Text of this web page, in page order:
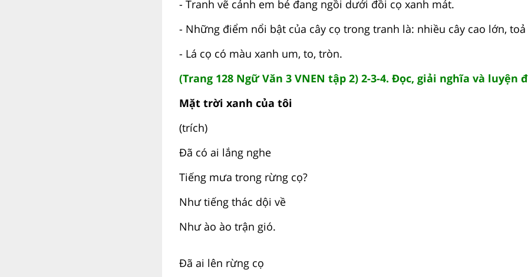
- Tranh vẽ cảnh em bé đang ngồi dưới đồi cọ xanh mát.
- Những điểm nổi bật của cây cọ trong tranh là: nhiều cây cao lớn,
- Lá cọ có màu xanh um, to, tròn.
(Trang 128 Ngữ Văn 3 VNEN tập 2) 2-3-4. Đọc, giải nghĩa và luyện
Mặt trời xanh của tôi
(trích)
Đã có ai lắng nghe
Tiếng mưa trong rừng cọ?
Như tiếng thác dội về
Như ào ào trận gió.
Đã ai lên rừng cọ